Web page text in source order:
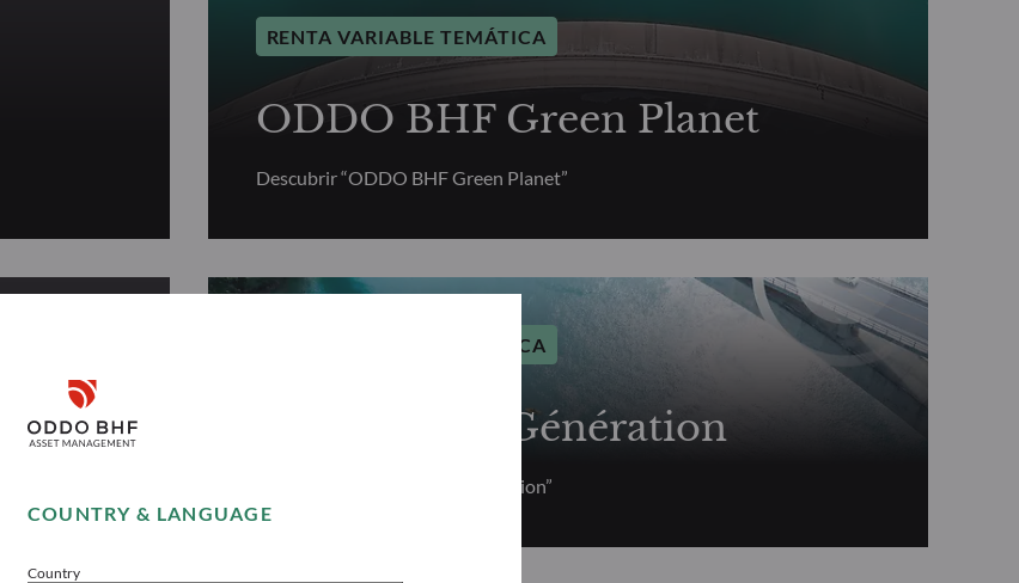
COUNTRY & LANGUAGE
Country
Disclaimer
Accept
RENTA VARIABLE TEMÁTICA
ODDO BHF Green Planet
Descubrir “ODDO BHF Green Planet”
RENTA VARIABLE TEMÁTICA
ODDO BHF Génération
Descubrir “ODDO BHF Génération”